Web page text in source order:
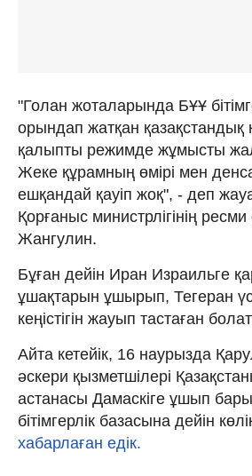
"Голан жоталарында БҰҰ
орындап жатқан қазақстандық
қалыпты режимде жұмысты
Жеке құрамның өмірі мен
ешқандай қауіп жоқ", - деп
Қорғаныс министрлігінің ресми
Жангулин.
Бұған дейін Иран Израильге
ұшақтарын ұшырып, Тегеран
кеңістігін жауып тастаған
Айта кетейік, 16 наурызда
әскери қызметшілері
астанасы Дамаскіге ұшып
бітімгерлік базасына дейін
хабарлаған едік.